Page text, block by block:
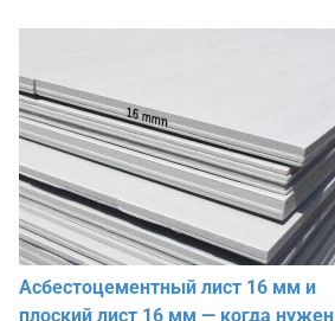
Асбестоцементный лист 16 мм и
плоский лист 16 мм — когда нужен